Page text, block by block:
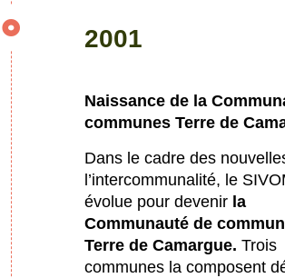
2001
Naissance de la
communes Terre de
Dans le cadre des
l’intercommunalité, le
évolue pour devenir la
Communauté de
Terre de Camargue. Trois
communes la composent